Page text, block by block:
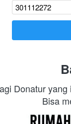
Donatur
Bisa